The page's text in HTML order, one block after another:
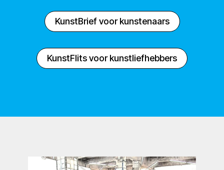
KunstBrief voor kunstenaars
KunstFlits voor kunstliefhebbers